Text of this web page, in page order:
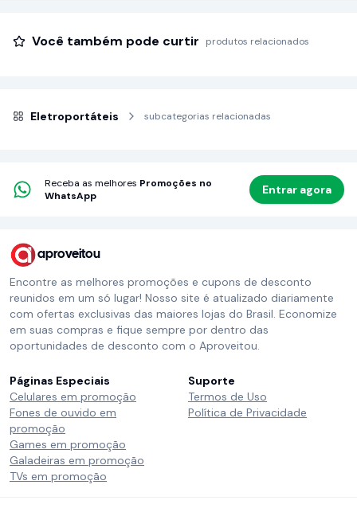
Você também pode curtir produtos relacionados
Eletroportáteis subcategorias relacionadas
Receba as melhores Promoções no
WhatsApp
Entrar agora
aproveitou
Encontre as melhores promoções e cupons de desconto
reunidos em um só lugar! Nosso site é atualizado diariamente
com ofertas exclusivas das maiores lojas do Brasil. Economize
em suas compras e fique sempre por dentro das
oportunidades de desconto com o Aproveitou.
Páginas Especiais
Celulares em promoção
Fones de ouvido em
promoção
Games em promoção
Galadeiras em promoção
TVs em promoção
Suporte
Termos de Uso
Política de Privacidade